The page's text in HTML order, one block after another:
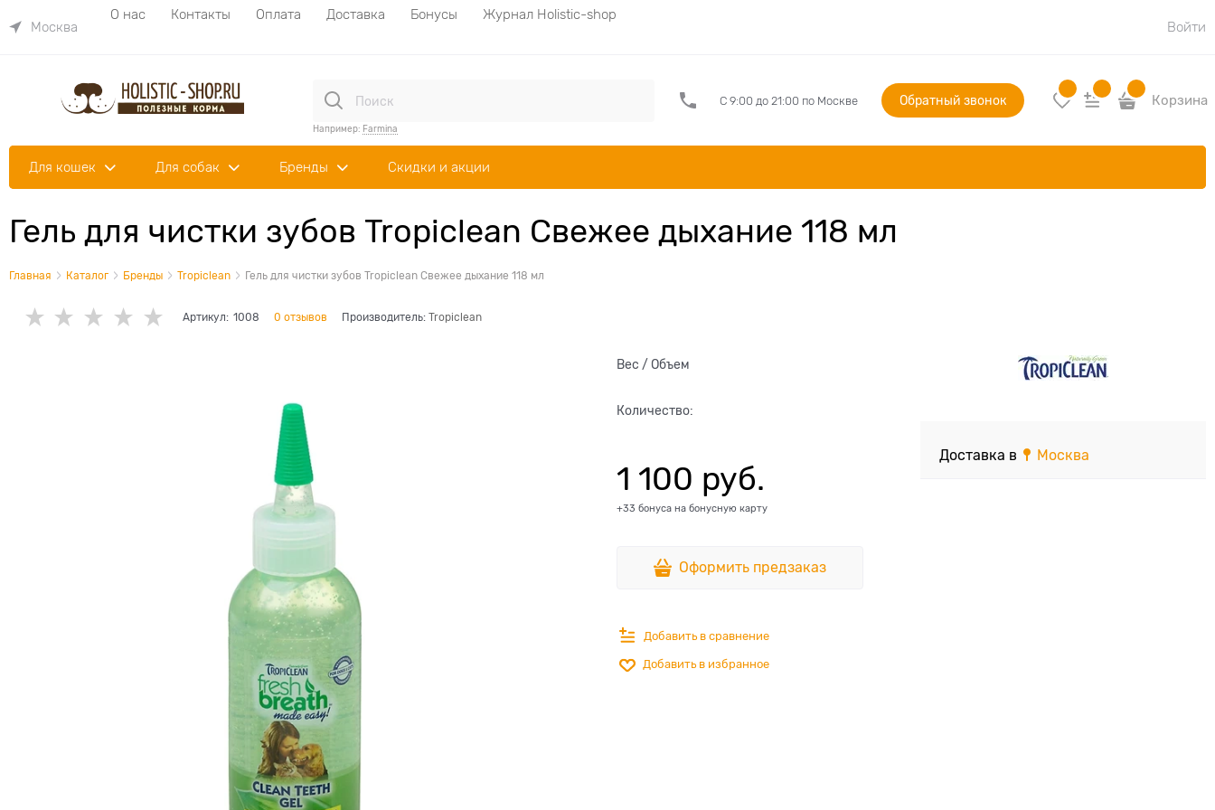
Москва
О нас Контакты Оплата Доставка Бонусы
Журнал Holistic-shop
Войти
Например: Farmina
С 9:00 до 21:00 по Москве Обратный звонок Корзина
Для кошек Для собак Бренды Скидки и акции
Гель для чистки зубов Tropiclean Свежее дыхание 118 мл
Главная Каталог Бренды Tropiclean Гель для чистки зубов Tropiclean Свежее дыхание 118 мл
Артикул: 1008 0 отзывов Производитель: Tropiclean
Вес / Объем
Количество:
1 100 руб.
+33 бонуса на бонусную карту
Оформить предзаказ
Добавить в сравнение
Добавить в избранное
Доставка в Москва